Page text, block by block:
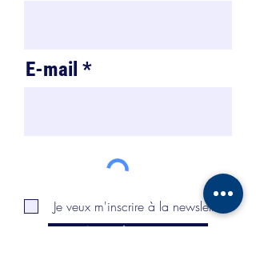
E-mail
Je veux m'inscrire à la newsletter.
Signer la pétition